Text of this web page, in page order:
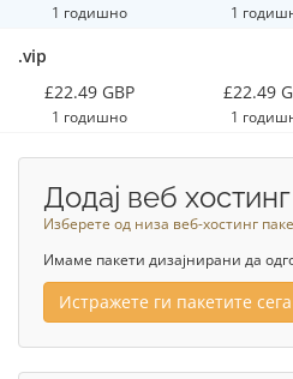
1 годишно 1
.vip
£22.49 GBP
1 годишно
£22.49
1
Додај веб хостинг
Изберете од низа веб-хостинг
Имаме пакети дизајнирани да
Истражете ги пакетите сега